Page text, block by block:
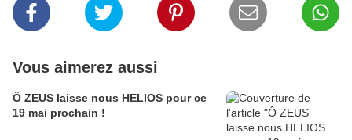
Vous aimerez aussi
Ô ZEUS laisse nous HELIOS pour ce
19 mai prochain !